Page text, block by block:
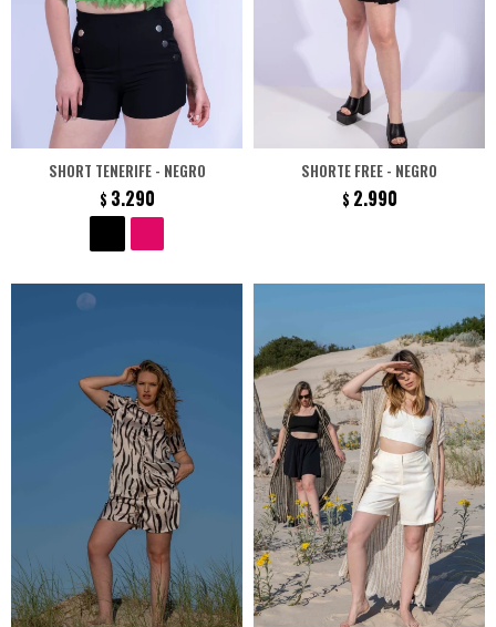
SHORT TENERIFE - NEGRO
$ 3.290
SHORTE FREE - NEGRO
$ 2.990